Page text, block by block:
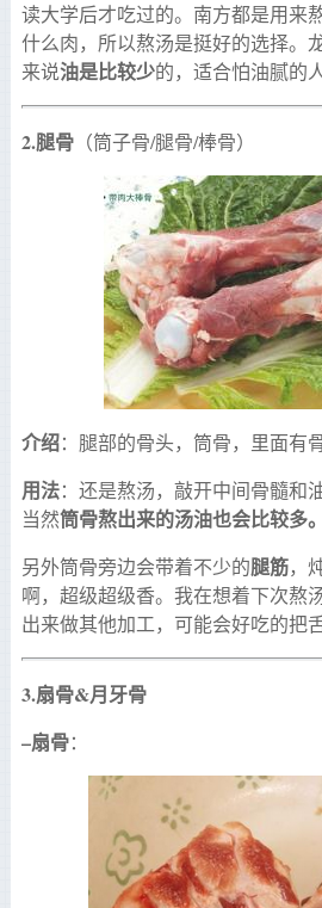
读大学后才吃过的。南方都是用来
什么肉，所以熬汤是挺好的选择。
来说油是比较少的，适合怕油腻的
2.腿骨（筒子骨/腿骨/棒骨）
介绍：腿部的骨头，筒骨，里面有
用法：还是熬汤，敲开中间骨髓和
当然筒骨熬出来的汤油也会比较多。
另外筒骨旁边会带着不少的腿筋，
啊，超级超级香。我在想着下次熬
出来做其他加工，可能会好吃的把
3.扇骨&月牙骨
–扇骨：